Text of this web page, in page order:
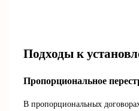
Подходы к
Пропорциональное
В пропорциональных